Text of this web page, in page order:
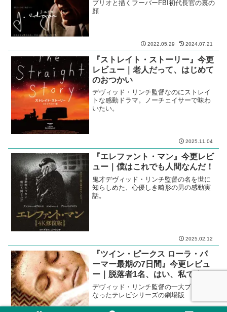
プリオと描くフーバーFBI初代長官の裏の
顔
2022.05.29 2024.07.21
『ストレイト・ストーリー』今更
レビュー｜老人だって、はじめて
のおつかい
デヴィッド・リンチ監督なのにストレイ
トな感動ドラマ。ノーチェイサーで味わ
いたい。
2025.11.04
『エレファント・マン』今更レビ
ュー｜僕はこれでも人間なんだ！
鬼才デヴィッド・リンチ監督の名を世に
知らしめた、心優しき畸形の男の感動実
話。
2025.02.12
『ツイン・ピークス ローラ・パ
ーマー最期の7日間』今更レビュ
ー｜脱落者1名、はい、私です
デヴィッド・リンチ監督の一大ブームと
なったテレビシリーズの劇場版